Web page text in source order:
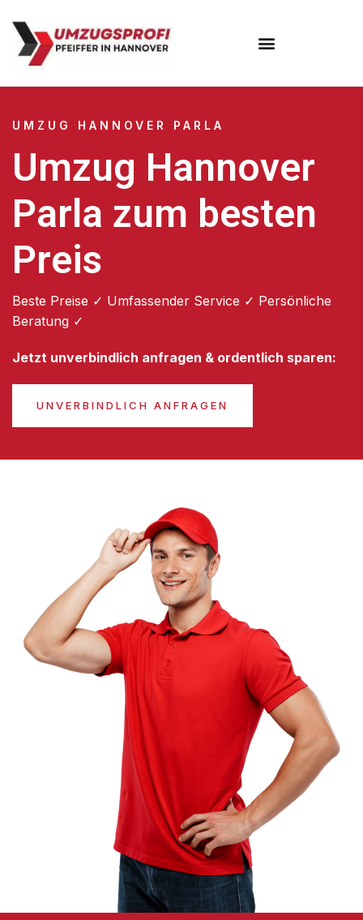
UMZUG HANNOVER PARLA
Umzug Hannover
Parla zum besten
Preis
Beste Preise ✓ Umfassender Service ✓ Persönliche
Beratung ✓
Jetzt unverbindlich anfragen & ordentlich sparen:
UNVERBINDLICH ANFRAGEN